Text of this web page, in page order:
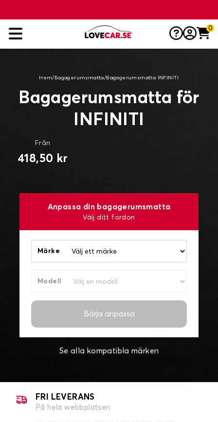
0
Hem/Bagagerumsmatta/ Bagagerumsmatta INFINITI
Bagagerumsmatta för
INFINITI
Från
418,50 kr
Anpassa din bagagerumsmatta
Välj ditt fordon
Märke
Modell
Börja anpassa
Se alla kompatibla märken
FRI LEVERANS
På hela webbplatsen